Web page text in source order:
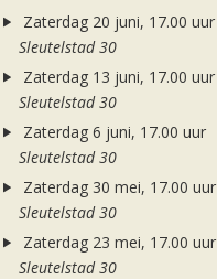
Zaterdag 20 juni, 17.00 uur
Sleutelstad 30
Zaterdag 13 juni, 17.00 uur
Sleutelstad 30
Zaterdag 6 juni, 17.00 uur
Sleutelstad 30
Zaterdag 30 mei, 17.00 uur
Sleutelstad 30
Zaterdag 23 mei, 17.00 uur
Sleutelstad 30